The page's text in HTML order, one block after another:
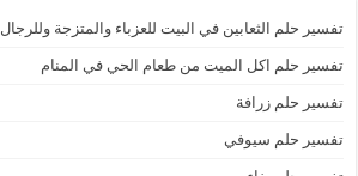
تفسير حلم الثعابين في البيت للعزباء والمتزجة وللرجال
تفسير حلم اكل الميت من طعام الحي في المنام
تفسير حلم زرافة
تفسير حلم سيوفي